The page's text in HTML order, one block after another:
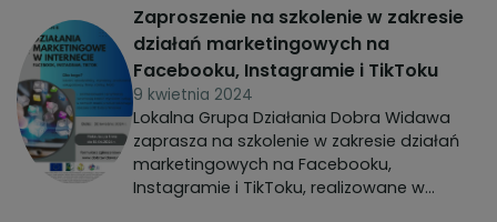
zespołu LGD, odpowiedzialnego za
wdrażanie marki, tj. Zarządu i Pracowników
Biura LGD.
Zaproszenie na szkolenie w zakresie
działań marketingowych na
Facebooku, Instagramie i TikToku
9 kwietnia 2024
Lokalna Grupa Działania Dobra Widawa
zaprasza na szkolenie w zakresie działań
marketingowych na Facebooku,
Instagramie i TikToku, realizowane w